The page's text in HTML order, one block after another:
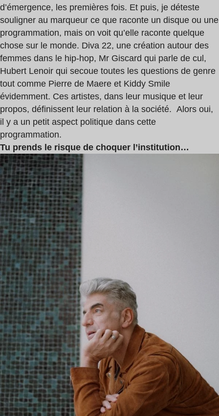
d’émergence, les premières fois. Et puis, je déteste
souligner au marqueur ce que raconte un disque ou une
programmation, mais on voit qu’elle raconte quelque
chose sur le monde. Diva 22, une création autour des
femmes dans le hip-hop, Mr Giscard qui parle de cul,
Hubert Lenoir qui secoue toutes les questions de genre
tout comme Pierre de Maere et Kiddy Smile
évidemment. Ces artistes, dans leur musique et leur
propos, définissent leur relation à la société. Alors oui,
il y a un petit aspect politique dans cette
programmation.
Tu prends le risque de choquer l’institution…